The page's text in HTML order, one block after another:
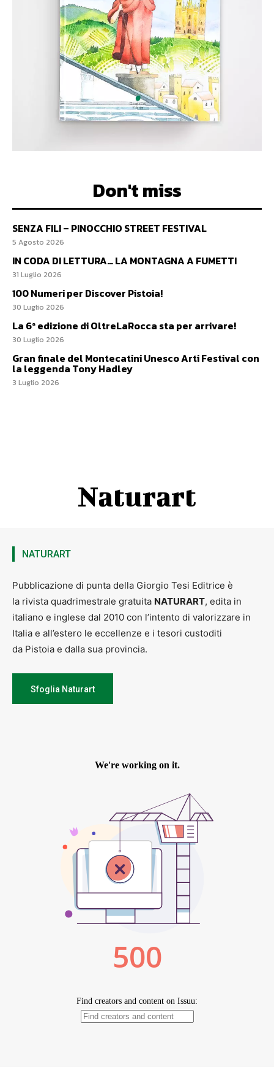
Don't miss
SENZA FILI – PINOCCHIO STREET FESTIVAL
5 Agosto 2026
IN CODA DI LETTURA… LA MONTAGNA A FUMETTI
31 Luglio 2026
100 Numeri per Discover Pistoia!
30 Luglio 2026
La 6ª edizione di OltreLaRocca sta per arrivare!
30 Luglio 2026
Gran finale del Montecatini Unesco Arti Festival con
la leggenda Tony Hadley
3 Luglio 2026
Naturart
NATURART
Pubblicazione di punta della Giorgio Tesi Editrice è
la rivista quadrimestrale gratuita NATURART, edita in
italiano e inglese dal 2010 con l’intento di valorizzare in
Italia e all’estero le eccellenze e i tesori custoditi
da Pistoia e dalla sua provincia.
Sfoglia Naturart